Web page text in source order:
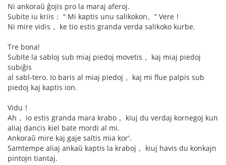
Ni ankoraŭ ĝojis pro la maraj aferoj.
Subite iu kriis： “ Mi kaptis unu salikokon。” Vere！
Ni mire vidis， ke tio estis granda verda salikoko kurbe.
Tre bona!
Subite la sabloj sub miaj piedoj movetis， kaj miaj piedoj
subiĝis
al sabl-tero. Io baris al miaj piedoj， kaj mi flue palpis sub
piedoj kaj kaptis ion.
Vidu！
Ah， io estis granda mara krabo， kiuj du verdaj kornegoj kun
aliaj dancis kiel bate mordi al mi.
Ankoraŭ mire kaj gaje saltis mia kor'.
Samtempe aliaj ankaŭ kaptis la kraboj， kiuj havis du konkajn
pintojn tiantaj.